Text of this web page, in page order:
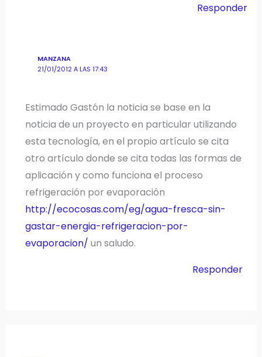
Responder
MANZANA
21/01/2012 A LAS 17:43
Estimado Gastón la noticia se base en la
noticia de un proyecto en particular utilizando
esta tecnología, en el propio artículo se cita
otro artículo donde se cita todas las formas de
aplicación y como funciona el proceso
refrigeración por evaporación
http://ecocosas.com/eg/agua-fresca-sin-
gastar-energia-refrigeracion-por-
evaporacion/ un saludo.
Responder